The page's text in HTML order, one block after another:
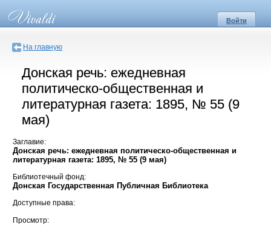
Войти
На главную
Донская речь: ежедневная
политическо-общественная и
литературная газета: 1895, № 55 (9
мая)
Заглавие:
Донская речь: ежедневная политическо-общественная и
литературная газета: 1895, № 55 (9 мая)
Библиотечный фонд:
Донская Государственная Публичная Библиотека
Доступные права:
Просмотр: